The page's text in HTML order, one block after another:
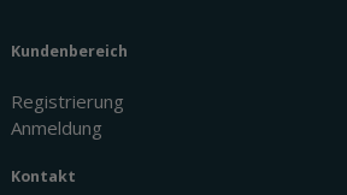
Kundenbereich
Registrierung
Anmeldung
Kontakt